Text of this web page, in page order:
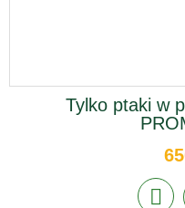
Tylko ptaki w